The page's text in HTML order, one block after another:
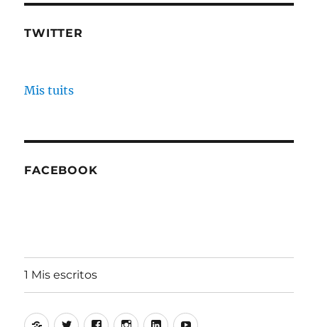
TWITTER
Mis tuits
FACEBOOK
1 Mis escritos
AlfonsoTwitterFacebookInstagram
LinkedinYoutube